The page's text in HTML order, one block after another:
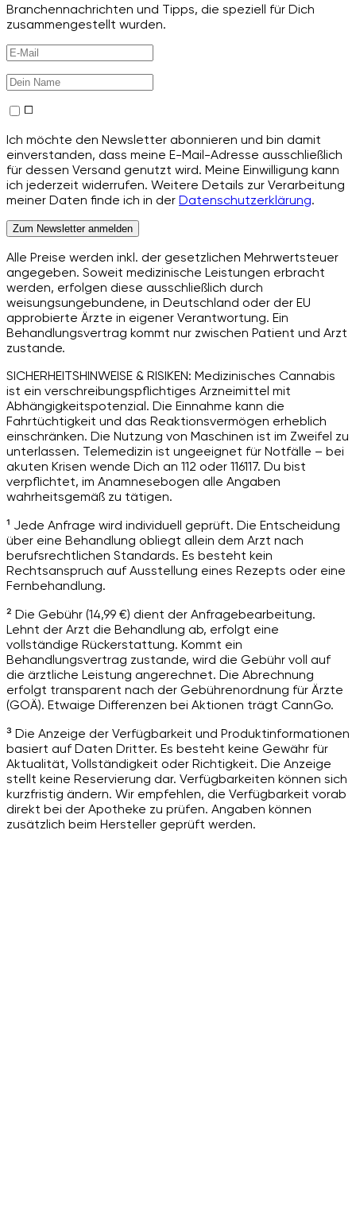
Branchennachrichten und Tipps, die speziell für Dich
zusammengestellt wurden.
Ich möchte den Newsletter abonnieren und bin damit
einverstanden, dass meine E-Mail-Adresse ausschließlich
für dessen Versand genutzt wird. Meine Einwilligung kann
ich jederzeit widerrufen. Weitere Details zur Verarbeitung
meiner Daten finde ich in der Datenschutzerklärung.
Zum Newsletter anmelden
Alle Preise werden inkl. der gesetzlichen Mehrwertsteuer
angegeben. Soweit medizinische Leistungen erbracht
werden, erfolgen diese ausschließlich durch
weisungsungebundene, in Deutschland oder der EU
approbierte Ärzte in eigener Verantwortung. Ein
Behandlungsvertrag kommt nur zwischen Patient und Arzt
zustande.
SICHERHEITSHINWEISE & RISIKEN: Medizinisches Cannabis
ist ein verschreibungspflichtiges Arzneimittel mit
Abhängigkeitspotenzial. Die Einnahme kann die
Fahrtüchtigkeit und das Reaktionsvermögen erheblich
einschränken. Die Nutzung von Maschinen ist im Zweifel zu
unterlassen. Telemedizin ist ungeeignet für Notfälle – bei
akuten Krisen wende Dich an 112 oder 116117. Du bist
verpflichtet, im Anamnesebogen alle Angaben
wahrheitsgemäß zu tätigen.
¹ Jede Anfrage wird individuell geprüft. Die Entscheidung
über eine Behandlung obliegt allein dem Arzt nach
berufsrechtlichen Standards. Es besteht kein
Rechtsanspruch auf Ausstellung eines Rezepts oder eine
Fernbehandlung.
² Die Gebühr (14,99 €) dient der Anfragebearbeitung.
Lehnt der Arzt die Behandlung ab, erfolgt eine
vollständige Rückerstattung. Kommt ein
Behandlungsvertrag zustande, wird die Gebühr voll auf
die ärztliche Leistung angerechnet. Die Abrechnung
erfolgt transparent nach der Gebührenordnung für Ärzte
(GOÄ). Etwaige Differenzen bei Aktionen trägt CannGo.
³ Die Anzeige der Verfügbarkeit und Produktinformationen
basiert auf Daten Dritter. Es besteht keine Gewähr für
Aktualität, Vollständigkeit oder Richtigkeit. Die Anzeige
stellt keine Reservierung dar. Verfügbarkeiten können sich
kurzfristig ändern. Wir empfehlen, die Verfügbarkeit vorab
direkt bei der Apotheke zu prüfen. Angaben können
zusätzlich beim Hersteller geprüft werden.